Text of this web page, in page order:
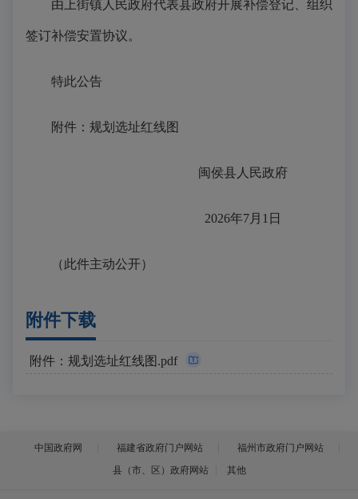
由上街镇人民政府代表县政府开展补偿登记、组织
签订补偿安置协议。
特此公告
附件：规划选址红线图
闽侯县人民政府
2026年7月1日
（此件主动公开）
附件下载
附件：规划选址红线图.pdf
中国政府网 福建省政府门户网站
福州市政府门户网站
县（市、区）政府网站
其他